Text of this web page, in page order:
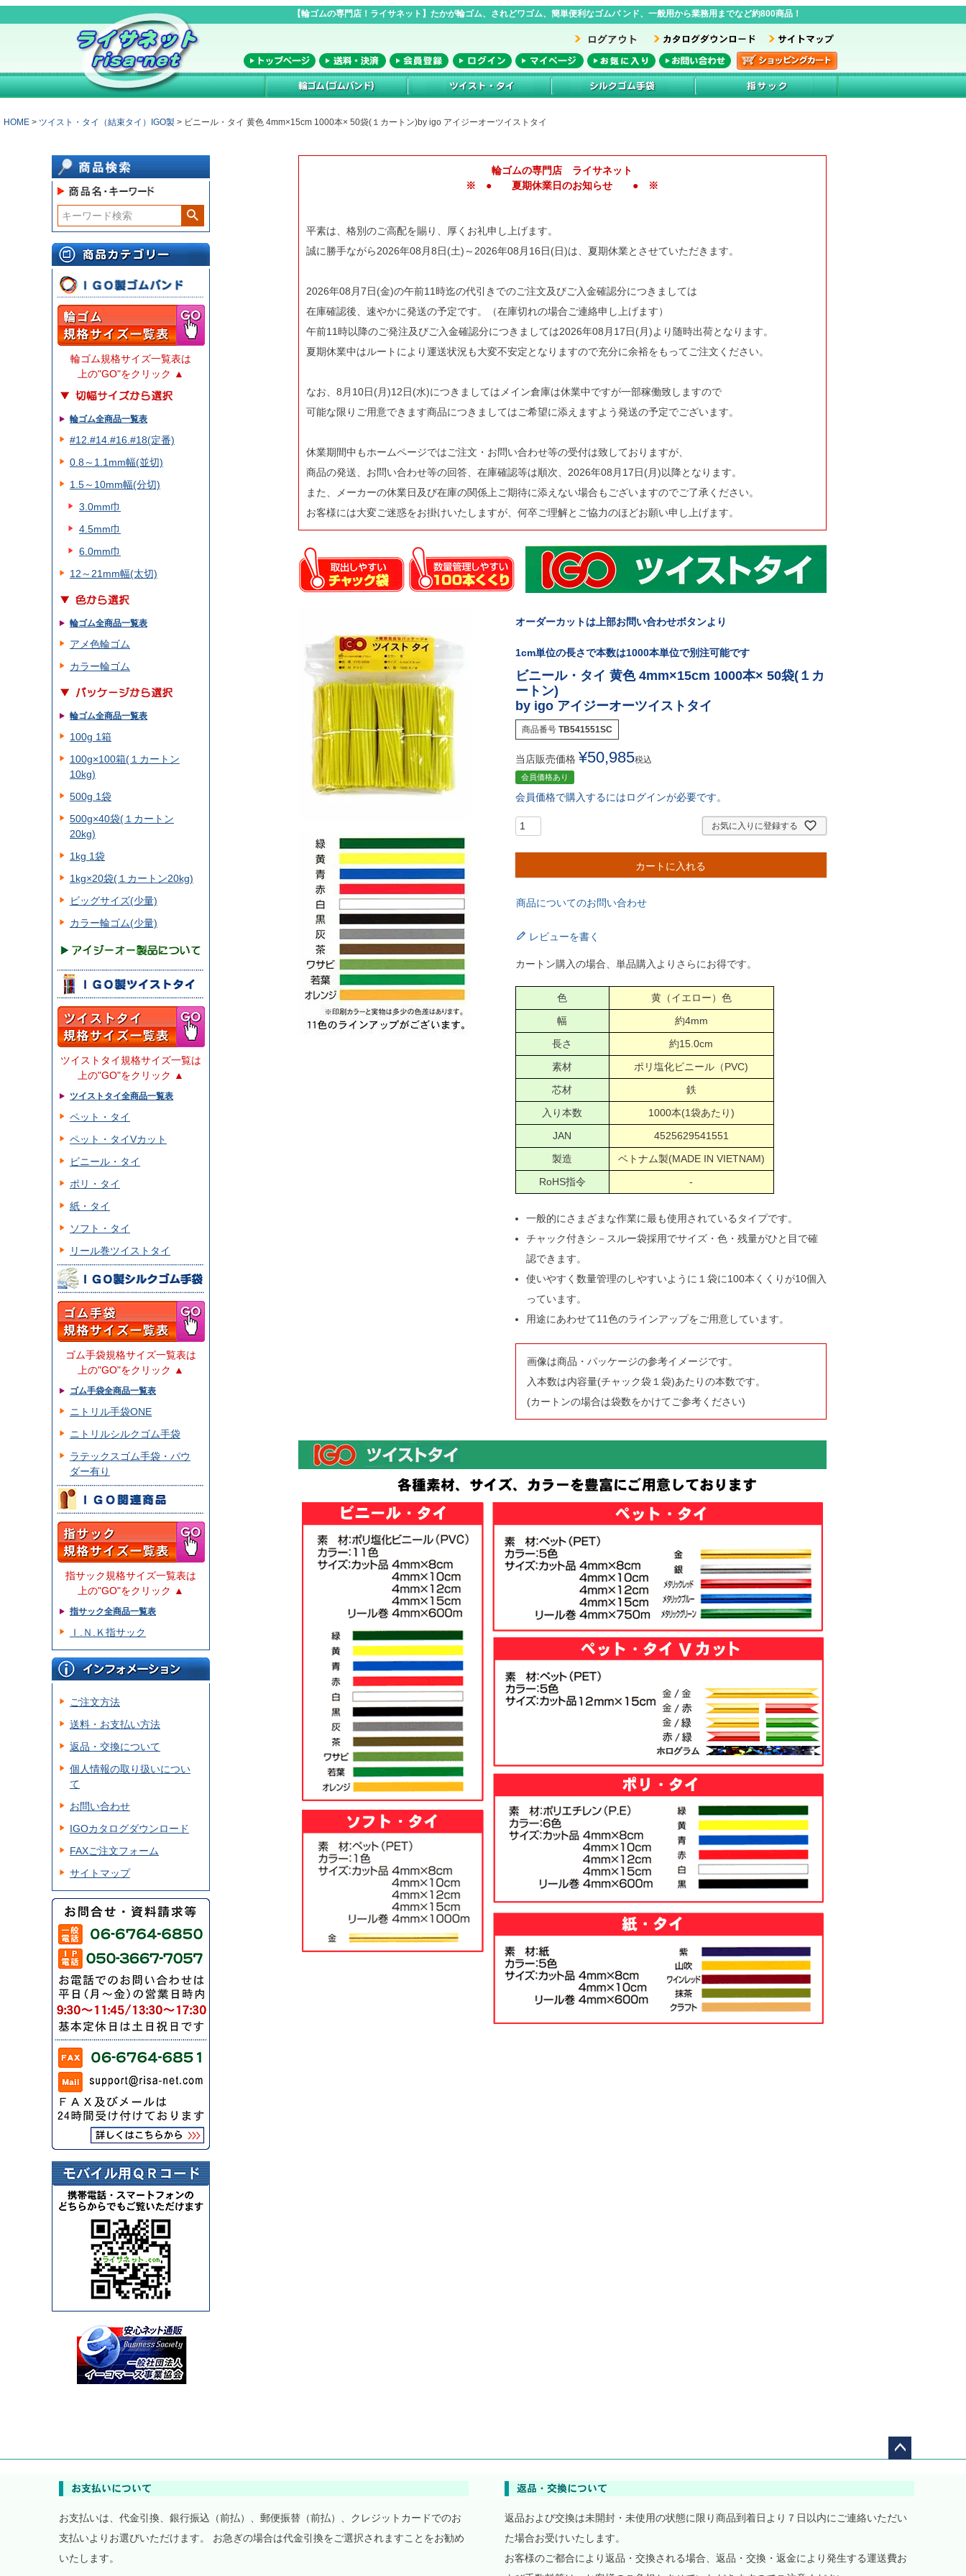
【輪ゴムの専門店！ライサネット】たかが輪ゴム、されどワゴム、簡単便利なゴムバ ンド、一般用から業務用までなど約800商品！
HOME ツイスト・タイ（結束タイ）IGO製 ビニール・タイ 黄色 4mm×15cm 1000本× 50袋(１カートン)by igo アイジーオーツイストタイ
輪ゴム規格サイズ一覧表は
上の"GO"をクリック ▲
輪ゴム全商品一覧表
#12.#14.#16.#18(定番)
0.8～1.1mm幅(並切)
1.5～10mm幅(分切)
3.0mm巾
4.5mm巾
6.0mm巾
12～21mm幅(太切)
輪ゴム全商品一覧表
アメ色輪ゴム
カラー輪ゴム
輪ゴム全商品一覧表
100g 1箱
100g×100箱(１カートン
10kg)
500g 1袋
500g×40袋(１カートン
20kg)
1kg 1袋
1kg×20袋(１カートン20kg)
ビッグサイズ(少量)
カラー輪ゴム(少量)
ツイストタイ規格サイズ一覧は
上の"GO"をクリック ▲
ツイストタイ全商品一覧表
ペット・タイ
ペット・タイVカット
ビニール・タイ
ポリ・タイ
紙・タイ
ソフト・タイ
リール巻ツイストタイ
ゴム手袋規格サイズ一覧表は
上の"GO"をクリック ▲
ゴム手袋全商品一覧表
ニトリル手袋ONE
ニトリルシルクゴム手袋
ラテックスゴム手袋・パウ
ダー有り
指サック規格サイズ一覧表は
上の"GO"をクリック ▲
指サック全商品一覧表
Ｉ.Ｎ.Ｋ指サック
ご注文方法
送料・お支払い方法
返品・交換について
個人情報の取り扱いについ
て
お問い合わせ
IGOカタログダウンロード
FAXご注文フォーム
サイトマップ
輪ゴムの専門店 ライサネット
※ ● 夏期休業日のお知らせ ● ※
平素は、格別のご高配を賜り、厚くお礼申し上げます。
誠に勝手ながら2026年08月8日(土)～2026年08月16日(日)は、夏期休業とさせていただきます。
2026年08月7日(金)の午前11時迄の代引きでのご注文及びご入金確認分につきましては
在庫確認後、速やかに発送の予定です。（在庫切れの場合ご連絡申し上げます）
午前11時以降のご発注及びご入金確認分につきましては2026年08月17日(月)より随時出荷となります。
夏期休業中はルートにより運送状況も大変不安定となりますので充分に余裕をもってご注文ください。
なお、8月10日(月)12日(水)につきましてはメイン倉庫は休業中ですが一部稼働致しますので
可能な限りご用意できます商品につきましてはご希望に添えますよう発送の予定でございます。
休業期間中もホームページではご注文・お問い合わせ等の受付は致しておりますが、
商品の発送、お問い合わせ等の回答、在庫確認等は順次、2026年08月17日(月)以降となります。
また、メーカーの休業日及び在庫の関係上ご期待に添えない場合もございますのでご了承ください。
お客様には大変ご迷惑をお掛けいたしますが、何卒ご理解とご協力のほどお願い申し上げます。
オーダーカットは上部お問い合わせボタンより
1cm単位の長さで本数は1000本単位で別注可能です
ビニール・タイ 黄色 4mm×15cm 1000本× 50袋(１カ
ートン)
by igo アイジーオーツイストタイ
商品番号 TB541551SC
当店販売価格 ¥50,985税込
会員価格あり
会員価格で購入するにはログインが必要です。
お気に入りに登録する
カートに入れる
商品についてのお問い合わせ
レビューを書く
カートン購入の場合、単品購入よりさらにお得です。
色
黄（イエロー）色
幅
約4mm
長さ
約15.0cm
素材
ポリ塩化ビニール（PVC)
芯材
鉄
入り本数
1000本(1袋あたり)
JAN
4525629541551
製造
ベトナム製(MADE IN VIETNAM)
RoHS指令
-
一般的にさまざまな作業に最も使用されているタイプです。
チャック付きシ－スルー袋採用でサイズ・色・残量がひと目で確
認できます。
使いやすく数量管理のしやすいように１袋に100本くくりが10個入
っています。
用途にあわせて11色のラインアップをご用意しています。
画像は商品・パッケージの参考イメージです。
入本数は内容量(チャック袋１袋)あたりの本数です。
(カートンの場合は袋数をかけてご参考ください)
ジト
ップ
へ
お支払いは、代金引換、銀行振込（前払）、郵便振替（前払）、クレジットカードでのお
支払いよりお選びいただけます。 お急ぎの場合は代金引換をご選択されますことをお勧め
いたします。
返品および交換は未開封・未使用の状態に限り商品到着日より７日以内にご連絡いただい
た場合お受けいたします。
お客様のご都合により返品・交換される場合、返品・交換・返金により発生する運送費お